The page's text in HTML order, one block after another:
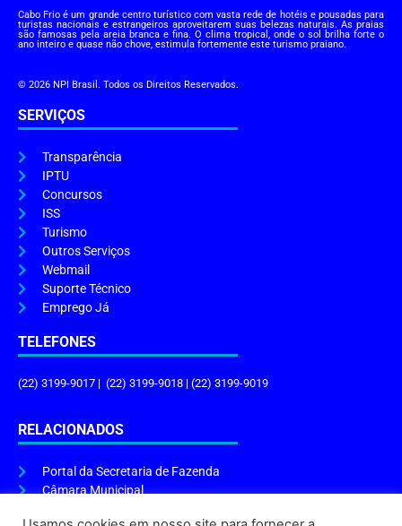
Cabo Frio é um grande centro turístico com vasta rede de hotéis e pousadas para
turistas nacionais e estrangeiros aproveitarem suas belezas naturais. As praias
são famosas pela areia branca e fina. O clima tropical, onde o sol brilha forte o
ano inteiro e quase não chove, estimula fortemente este turismo praiano.
© 2026 NPI Brasil. Todos os Direitos Reservados.
SERVIÇOS
Transparência
IPTU
Concursos
ISS
Turismo
Outros Serviços
Webmail
Suporte Técnico
Emprego Já
TELEFONES
(22) 3199-9017 | (22) 3199-9018 | (22) 3199-9019
RELACIONADOS
Portal da Secretaria de Fazenda
Câmara Municipal